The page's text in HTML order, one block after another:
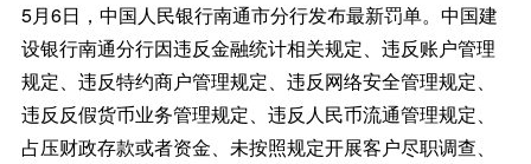
5月6日，中国人民银行南通市分行发布最新罚单。中国建
设银行南通分行因违反金融统计相关规定、违反账户管理
规定、违反特约商户管理规定、违反网络安全管理规定、
违反反假货币业务管理规定、违反人民币流通管理规定、
占压财政存款或者资金、未按照规定开展客户尽职调查、